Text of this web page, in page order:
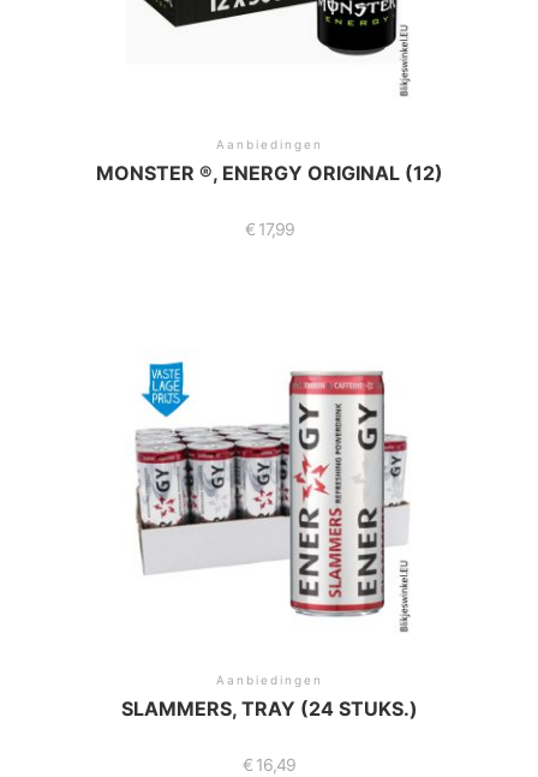
Aanbiedingen
MONSTER ®, ENERGY ORIGINAL (12)
€17,99
Aanbiedingen
SLAMMERS, TRAY (24 STUKS.)
€ 16,49